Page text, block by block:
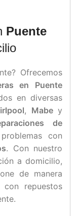
Puente
Ofrecemos
en Puente
en diversas
, Mabey
de
con
. Con nuestro
a domicilio,
de manera
con repuestos